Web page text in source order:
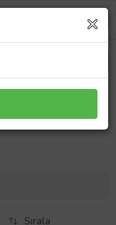
Ruj – Uzun Süre
Sırala